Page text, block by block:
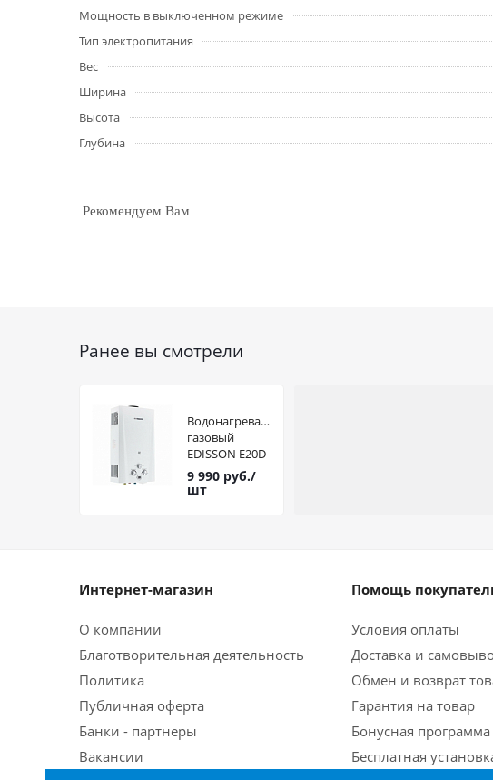
Мощность в выключенном режиме
Тип электропитания
Вес
Ширина
Высота
Глубина
Рекомендуем Вам
Ранее вы смотрели
Водонагреватель
газовый
EDISSON E20D
9 990 руб./
шт
Интернет-магазин
О компании
Благотворительная деятельность
Политика
Публичная оферта
Банки - партнеры
Вакансии
Помощь
Условия оплаты
Доставка и
Обмен и возврат
Гарантия на товар
Бонусная программа
Бесплатная